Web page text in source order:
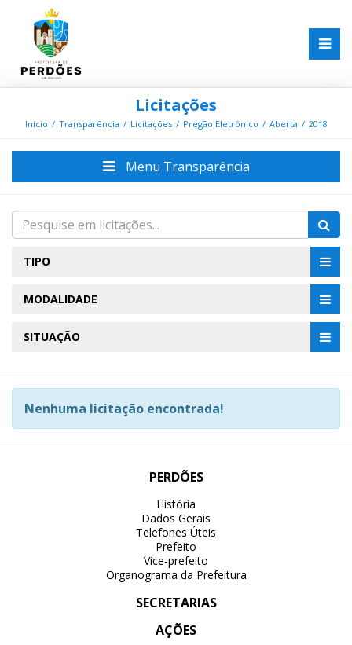
Licitações
Início Transparência Licitações Pregão Eletrônico Aberta 2018
Menu Transparência
TIPO
MODALIDADE
SITUAÇÃO
Nenhuma licitação encontrada!
PERDÕES
História
Dados Gerais
Telefones Úteis
Prefeito
Vice-prefeito
Organograma da Prefeitura
SECRETARIAS
AÇÕES